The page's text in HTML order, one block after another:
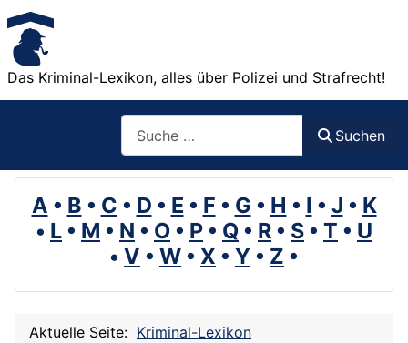
Das Kriminal-Lexikon, alles über Polizei und Strafrecht!
Suchen
A • B • C • D • E • F • G • H • I • J • K
• L • M • N • O • P • Q • R • S • T • U
• V • W • X • Y • Z •
Aktuelle Seite: Kriminal-Lexikon